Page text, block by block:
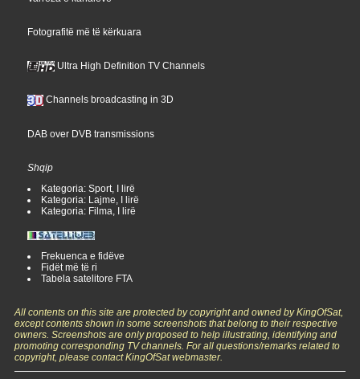
Fotografitë më të kërkuara
Ultra High Definition TV Channels
Channels broadcasting in 3D
DAB over DVB transmissions
Shqip
Kategoria: Sport, I lirë
Kategoria: Lajme, I lirë
Kategoria: Filma, I lirë
Frekuenca e fidëve
Fidët më të ri
Tabela satelitore FTA
All contents on this site are protected by copyright and owned by KingOfSat,
except contents shown in some screenshots that belong to their respective
owners. Screenshots are only proposed to help illustrating, identifying and
promoting corresponding TV channels. For all questions/remarks related to
copyright, please contact KingOfSat webmaster.